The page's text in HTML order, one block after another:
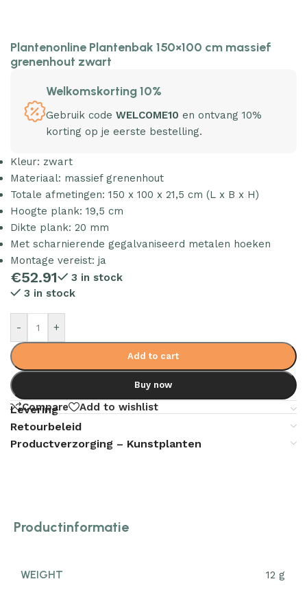
Plantenonline Plantenbak 150×100 cm massief
grenenhout zwart
Welkomskorting 10%
Gebruik code WELCOME10 en ontvang 10%
korting op je eerste bestelling.
Kleur: zwart
Materiaal: massief grenenhout
Totale afmetingen: 150 x 100 x 21,5 cm (L x B x H)
Hoogte plank: 19,5 cm
Dikte plank: 20 mm
Met scharnierende gegalvaniseerd metalen hoeken
Montage vereist: ja
€52.91
3 in stock
3 in stock
- +
Add to cart
Buy now
Compare Add to wishlist
Levering
Retourbeleid
Productverzorging – Kunstplanten
Productinformatie
WEIGHT 12 g